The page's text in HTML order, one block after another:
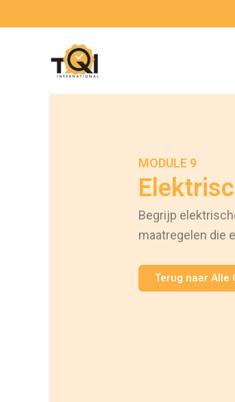
naar
MODULE 9
Begrijp
maatregelen die
Terug naar Alle